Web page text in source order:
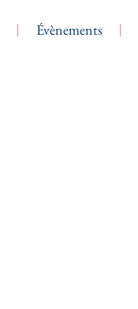
Évènements